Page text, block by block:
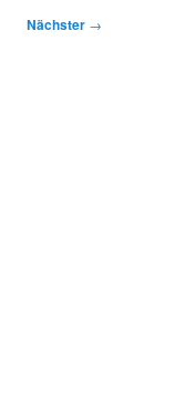
Nächster →